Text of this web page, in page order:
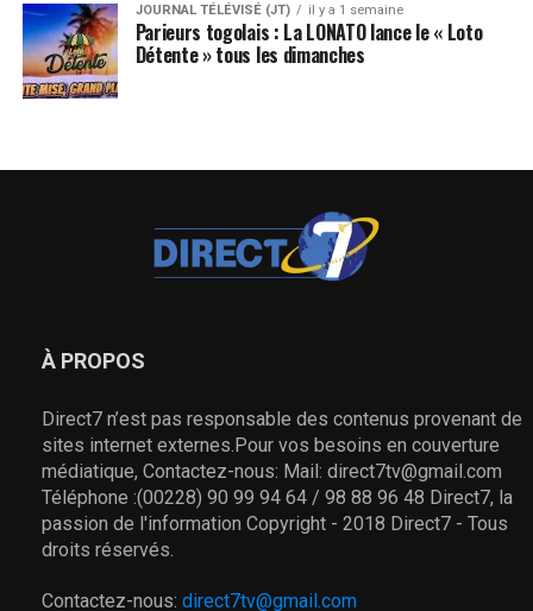
JOURNAL TÉLÉVISÉ (JT) il y a 1 semaine
Parieurs togolais : La LONATO lance le « Loto
Détente » tous les dimanches
À PROPOS
Direct7 n’est pas responsable des contenus provenant de
sites internet externes.Pour vos besoins en couverture
médiatique, Contactez-nous: Mail: direct7tv@gmail.com
Téléphone :(00228) 90 99 94 64 / 98 88 96 48 Direct7, la
passion de l'information Copyright - 2018 Direct7 - Tous
droits réservés.
Contactez-nous: direct7tv@gmail.com